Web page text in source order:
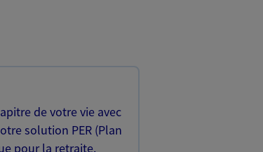
de votre vie avec
solution PER (Plan
pour la retraite.